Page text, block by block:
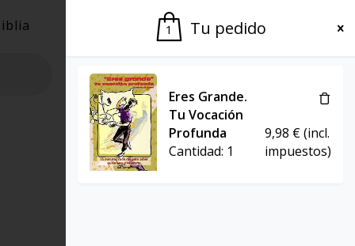
El Grupo Agenda
1 Tu pedido
Eres Grande.
Tu Vocación
Profunda
Cantidad: 1
9,98 €(incl.
impuestos)